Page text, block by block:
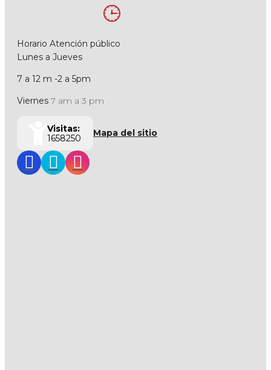
Horario Atención público
Lunes a Jueves
7 a 12 m -2 a 5pm
Viernes 7 am a 3 pm
Visitas:
1658250
Mapa del sitio